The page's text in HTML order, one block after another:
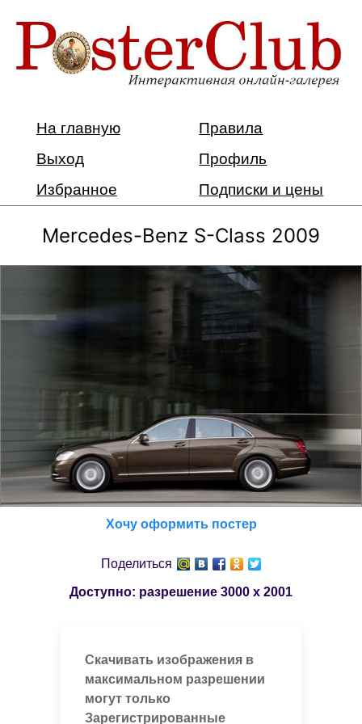
На главную
Правила
Выход
Профиль
Избранное
Подписки и цены
Mercedes-Benz S-Class 2009
Хочу оформить постер
Поделиться
Доступно: разрешение 3000 x 2001
Скачивать изображения в
максимальном разрешении
могут только
Зарегистрированные